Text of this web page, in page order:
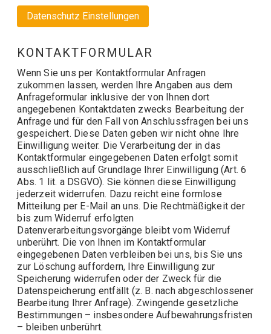
Datenschutz Einstellungen
KONTAKTFORMULAR
Wenn Sie uns per Kontaktformular Anfragen
zukommen lassen, werden Ihre Angaben aus dem
Anfrageformular inklusive der von Ihnen dort
angegebenen Kontaktdaten zwecks Bearbeitung der
Anfrage und für den Fall von Anschlussfragen bei uns
gespeichert. Diese Daten geben wir nicht ohne Ihre
Einwilligung weiter. Die Verarbeitung der in das
Kontaktformular eingegebenen Daten erfolgt somit
ausschließlich auf Grundlage Ihrer Einwilligung (Art. 6
Abs. 1 lit. a DSGVO). Sie können diese Einwilligung
jederzeit widerrufen. Dazu reicht eine formlose
Mitteilung per E-Mail an uns. Die Rechtmäßigkeit der
bis zum Widerruf erfolgten
Datenverarbeitungsvorgänge bleibt vom Widerruf
unberührt. Die von Ihnen im Kontaktformular
eingegebenen Daten verbleiben bei uns, bis Sie uns
zur Löschung auffordern, Ihre Einwilligung zur
Speicherung widerrufen oder der Zweck für die
Datenspeicherung entfällt (z. B. nach abgeschlossener
Bearbeitung Ihrer Anfrage). Zwingende gesetzliche
Bestimmungen – insbesondere Aufbewahrungsfristen
– bleiben unberührt.